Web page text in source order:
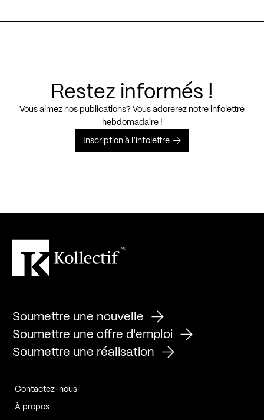
Restez informés !
Vous aimez nos publications? Vous adorerez notre infolettre
hebdomadaire !
Inscription à l’infolettre
Soumettre une nouvelle
Soumettre une offre d'emploi
Soumettre une réalisation
Contactez-nous
À propos